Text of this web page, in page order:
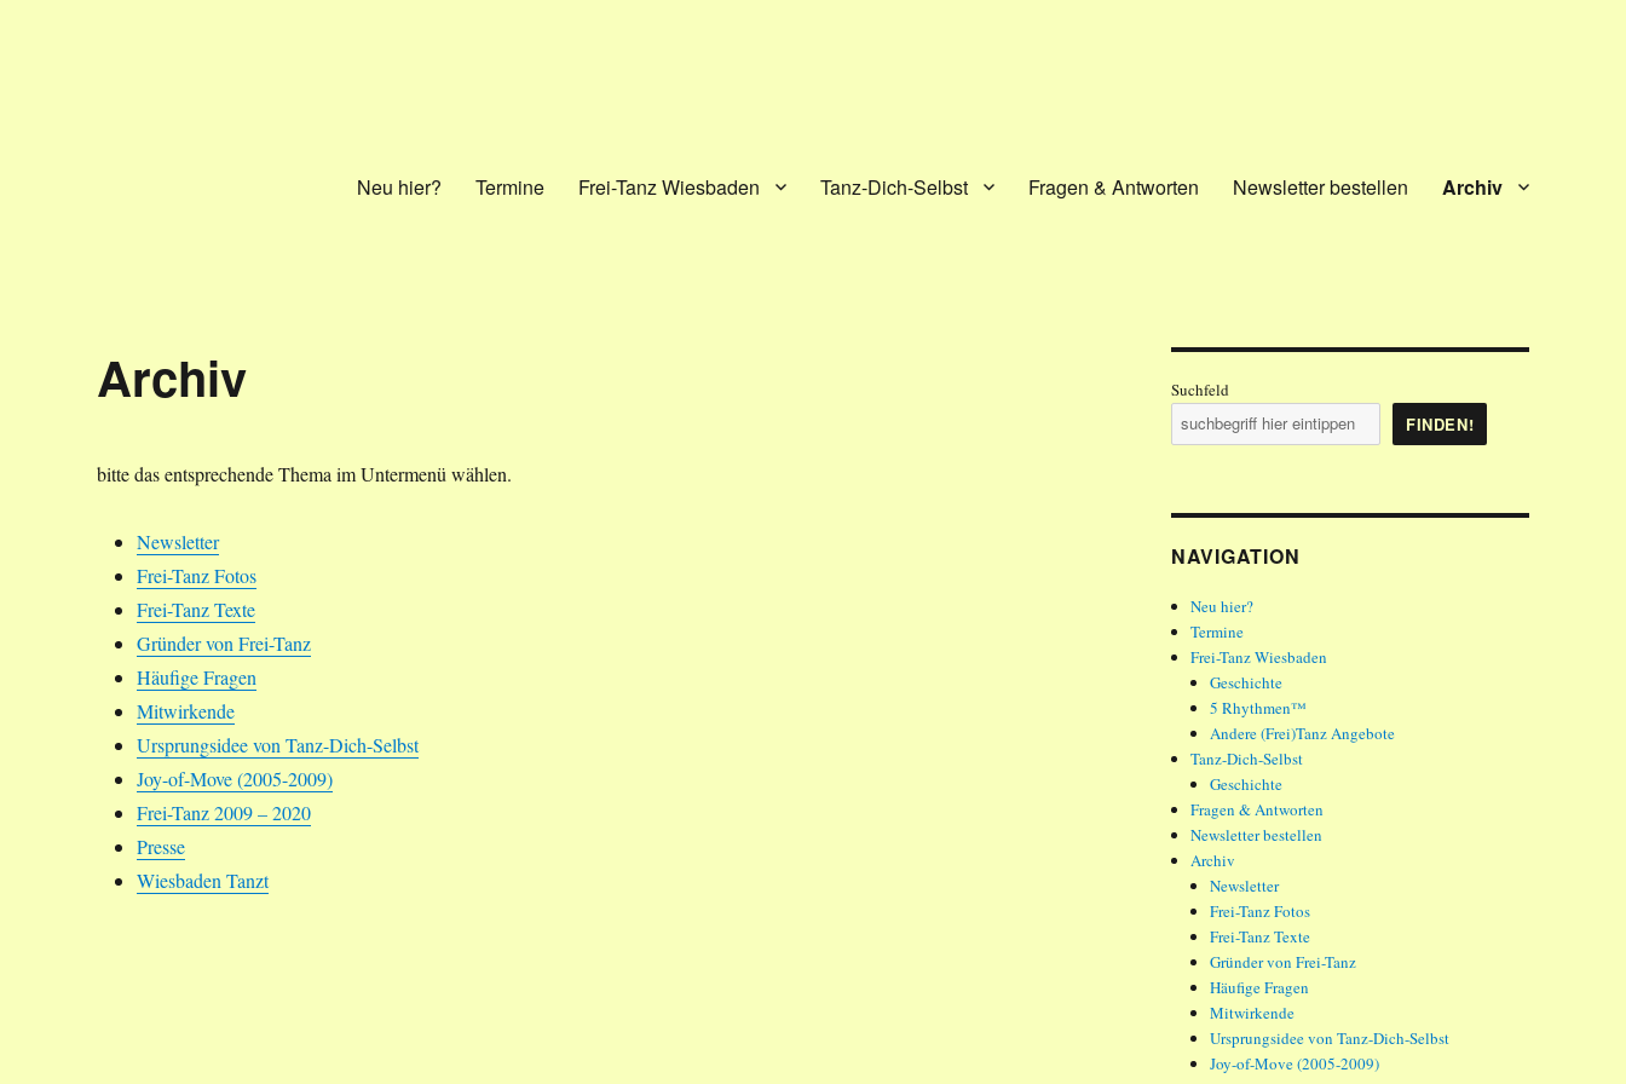
Neu hier? Termine Frei-Tanz Wiesbaden Tanz-Dich-Selbst Fragen & Antworten Newsletter bestellen Archiv
Archiv
bitte das entsprechende Thema im Untermenü wählen.
Newsletter
Frei-Tanz Fotos
Frei-Tanz Texte
Gründer von Frei-Tanz
Häufige Fragen
Mitwirkende
Ursprungsidee von Tanz-Dich-Selbst
Joy-of-Move (2005-2009)
Frei-Tanz 2009 – 2020
Presse
Wiesbaden Tanzt
Suchfeld
FINDEN!
NAVIGATION
Neu hier?
Termine
Frei-Tanz Wiesbaden
Geschichte
5 Rhythmen™
Andere (Frei)Tanz Angebote
Tanz-Dich-Selbst
Geschichte
Fragen & Antworten
Newsletter bestellen
Archiv
Newsletter
Frei-Tanz Fotos
Frei-Tanz Texte
Gründer von Frei-Tanz
Häufige Fragen
Mitwirkende
Ursprungsidee von Tanz-Dich-Selbst
Joy-of-Move (2005-2009)